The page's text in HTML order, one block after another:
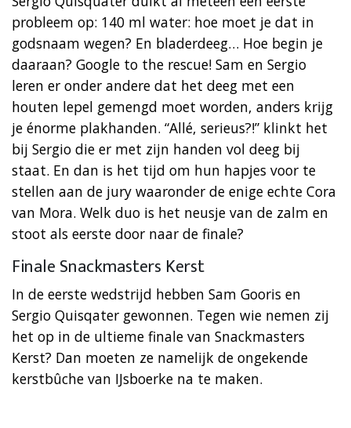
probleem op: 140 ml water: hoe moet je dat in
godsnaam wegen? En bladerdeeg… Hoe begin je
daaraan? Google to the rescue! Sam en Sergio
leren er onder andere dat het deeg met een
houten lepel gemengd moet worden, anders krijg
je énorme plakhanden. “Allé, serieus?!” klinkt het
bij Sergio die er met zijn handen vol deeg bij
staat. En dan is het tijd om hun hapjes voor te
stellen aan de jury waaronder de enige echte Cora
van Mora. Welk duo is het neusje van de zalm en
stoot als eerste door naar de finale?
Finale Snackmasters Kerst
In de eerste wedstrijd hebben Sam Gooris en
Sergio Quisqater gewonnen. Tegen wie nemen zij
het op in de ultieme finale van Snackmasters
Kerst? Dan moeten ze namelijk de ongekende
kerstbûche van IJsboerke na te maken.